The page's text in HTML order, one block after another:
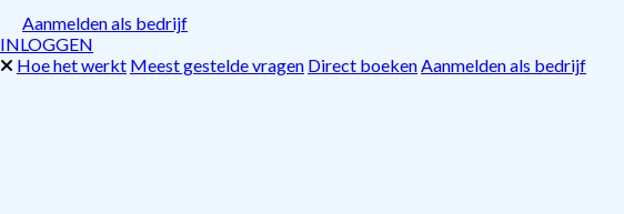
Aanmelden als bedrijf
INLOGGEN
Hoe het werkt Meest gestelde vragen Direct boekenAanmelden als bedrijf